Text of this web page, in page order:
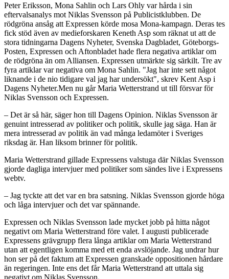
Peter Eriksson, Mona Sahlin och Lars Ohly var hårda i sin
eftervalsanalys mot Niklas Svensson på Publicistklubben. De
rödgröna ansåg att Expressen körde mosa Mona-kampagn. Deras tes
fick stöd även av medieforskaren Keneth Asp som räknat ut att de
stora tidningarna Dagens Nyheter, Svenska Dagbladet, Göteborgs-
Posten, Expressen och Aftonbladet hade flera negativa artiklar om
de rödgröna än om Alliansen. Expressen utmärkte sig särkilt. Tre av
fyra artiklar var negativa om Mona Sahlin. "Jag har inte sett något
liknande i de nio tidigare val jag har undersökt", skrev Kent Asp i
Dagens Nyheter.Men nu går Maria Wetterstrand ut till försvar för
Niklas Svensson och Expressen.
– Det är så här, säger hon till Dagens Opinion. Niklas Svensson är
genuint intresserad av politiker och politik, skulle jag säga. Han är
mera intresserad av politik än vad många ledamöter i Sveriges
riksdag är. Han liksom brinner för politik.
Maria Wetterstrand gillade Expressens valstuga där Niklas Svensson
gjorde dagliga intervjuer med politiker som sändes live i Expressens
webtv.
– Jag tyckte att det var en bra satsning. Niklas Svensson gjorde höga
och låga intervjuer och det var spännande.
Expressen och Niklas Svensson lade mycket jobb på hitta något
negativt om Maria Wetterstrand före valet. I augusti publicerade
Expressens grävgrupp flera långa artiklar om Maria Wetterstrand
utan att egentligen komma med ett enda avslöjande. Jag undrar hur
hon ser på det faktum att Expressen granskade oppositionen hårdare
än regeringen. Inte ens det får Maria Wetterstrand att uttala sig
negativt om Niklas Svensson.